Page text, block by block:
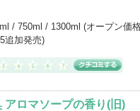
/ 750ml / 1300ml (オープン価
追加発売)
アロマソープの香り(旧)